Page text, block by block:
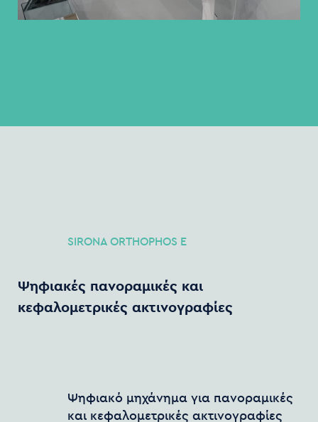
SIRONA ORTHOPHOS E
Ψηφιακές πανοραμικές και
κεφαλομετρικές ακτινογραφίες
Ψηφιακό μηχάνημα για πανοραμικές
και κεφαλομετρικές ακτινογραφίες